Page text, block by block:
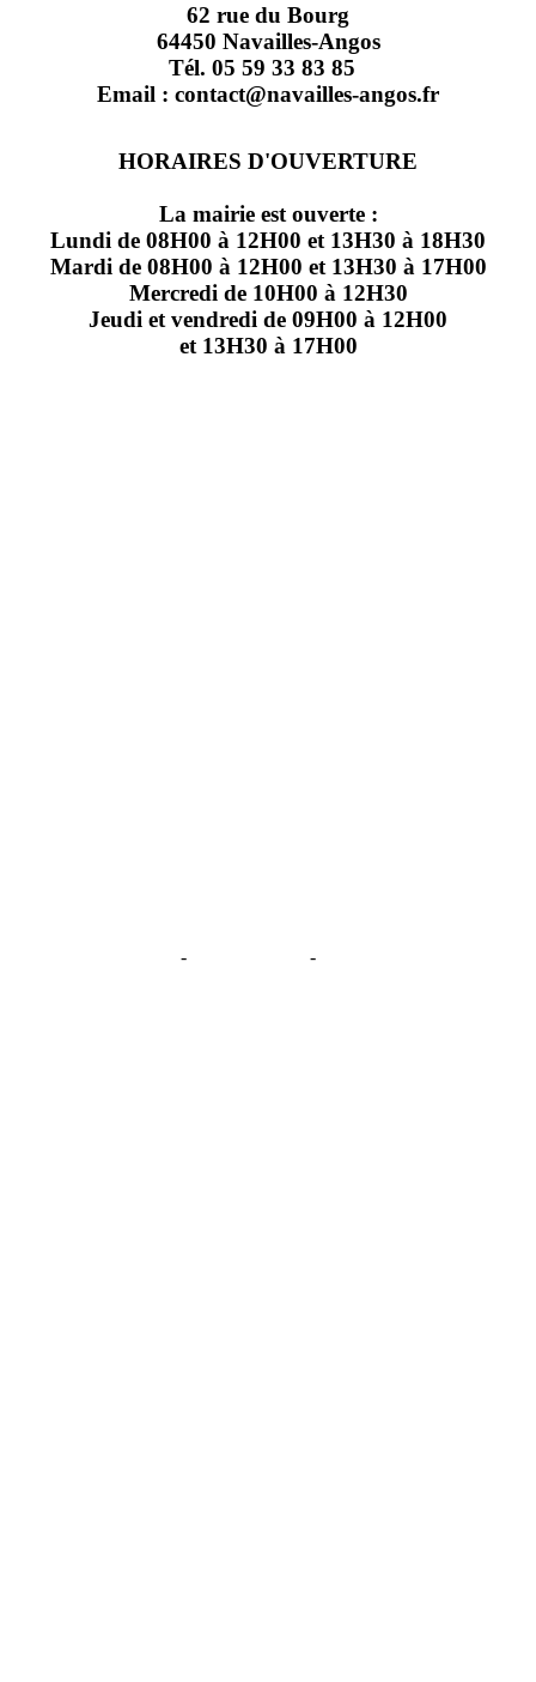
62 rue du Bourg
64450 Navailles-Angos
Tél. 05 59 33 83 85
Email : contact@navailles-angos.fr
HORAIRES D'OUVERTURE
La mairie est ouverte :
Lundi de 08H00 à 12H00 et 13H30 à 18H30
Mardi de 08H00 à 12H00 et 13H30 à 17H00
Mercredi de 10H00 à 12H30
Jeudi et vendredi de 09H00 à 12H00
et 13H30 à 17H00
- -